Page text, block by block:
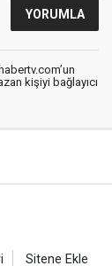
kişiyi bağlayıcı
Sitene Ekle